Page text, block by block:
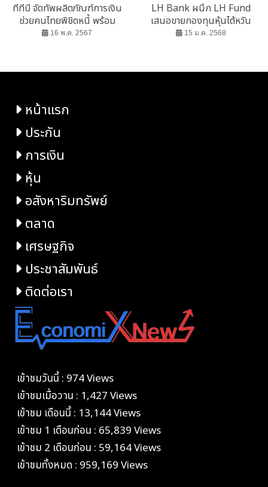
ทีทีบี จัดทัพผลิตภัณฑ์การเงิน
ช่วยคนไทยพิชิตหนี้ พร้อม
โปรโมชันสุดพิเศษ ในงาน
16 พ.ค. 2567
LH Bank ผนึก LH Fund
เสนอขายกองทุนหุ้นไต้หวัน
LHTWGHD IPO 13-20 ม.ค.
15 ม.ค. 2568
หน้าแรก
ประกัน
การเงิน
หุ้น
อสังหาริมทรัพย์
ตลาด
เศรษฐกิจ
ประชาสัมพันธ์
ติดต่อเรา
เข้าชมวันนี้ : 974 Views
เข้าชมเมื่อวาน : 1,427 Views
เข้าชม เดือนนี้ : 13,144 Views
เข้าชม 1 เดือนก่อน : 65,839 Views
เข้าชม 2 เดือนก่อน : 59,164 Views
เข้าชมทั้งหมด : 959,169 Views